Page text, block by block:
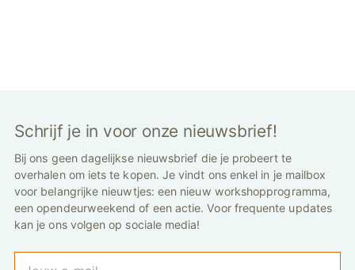
Schrijf je in voor onze nieuwsbrief!
Bij ons geen dagelijkse nieuwsbrief die je probeert te
overhalen om iets te kopen. Je vindt ons enkel in je mailbox
voor belangrijke nieuwtjes: een nieuw workshopprogramma,
een opendeurweekend of een actie. Voor frequente updates
kan je ons volgen op sociale media!